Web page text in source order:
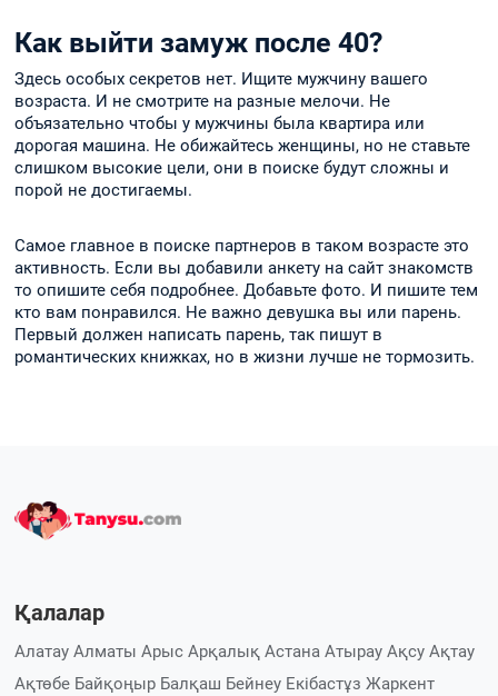
Как выйти замуж после 40?
Здесь особых секретов нет. Ищите мужчину вашего
возраста. И не смотрите на разные мелочи. Не
объязательно чтобы у мужчины была квартира или
дорогая машина. Не обижайтесь женщины, но не ставьте
слишком высокие цели, они в поиске будут сложны и
порой не достигаемы.
Самое главное в поиске партнеров в таком возрасте это
активность. Если вы добавили анкету на сайт знакомств
то опишите себя подробнее. Добавьте фото. И пишите тем
кто вам понравился. Не важно девушка вы или парень.
Первый должен написать парень, так пишут в
романтических книжках, но в жизни лучше не тормозить.
Қалалар
Алатау Алматы Арыс Арқалық Астана Атырау Ақсу Ақтау
Ақтөбе Байқоңыр Балқаш Бейнеу Екібастұз Жаркент